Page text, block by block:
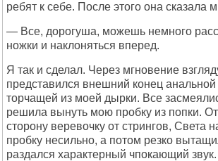
ребят к себе. После этого она сказала
— Все, дорогуша, можешь немного
ножки и наклоняться вперед.
Я так и сделал. Через мгновение
представился внешний конец анальной
торчащей из моей дырки. Все
решила вынуть мою пробку из попки.
сторону веревочку от стрингов, Света
пробку несильно, а потом резко
раздался характерный чпокающий